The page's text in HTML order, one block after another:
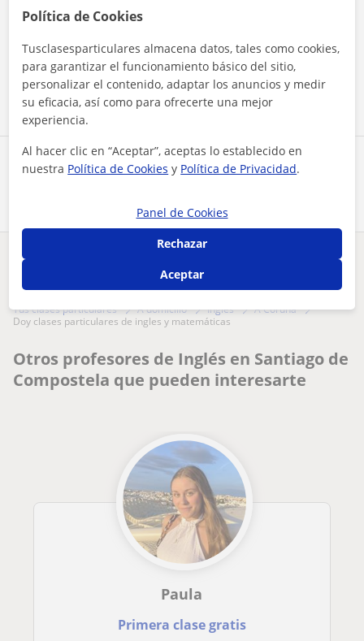
Comparte a este profesor
Contactar ahora
¿Hay algún error en este perfil?
Tus clases particulares A domicilio Inglés
A Coruña
doy clases particulares de ingles y matemáticas
Otros profesores de Inglés en Santiago de
Compostela que pueden interesarte
Paula
Primera clase gratis
Política de Cookies
Tusclasesparticulares almacena datos, tales como cookies,
para garantizar el funcionamiento básico del sitio,
personalizar el contenido, adaptar los anuncios y medir
su eficacia, así como para ofrecerte una mejor
experiencia.
Al hacer clic en “Aceptar”, aceptas lo establecido en
nuestra Política de Cookies y Política de Privacidad.
Panel de Cookies
Rechazar
Aceptar